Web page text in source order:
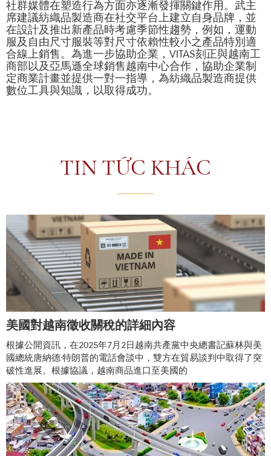
社群媒體在塑造行為方面亦逐漸發揮關鍵作用。武主
席建議紡織品製造商在社交平台上建立自身品牌，並
在設計及推出新產品時考慮季節性趨勢，例如，運動
服及自由尺寸服裝等對尺寸依賴性較小之產品特別適
合線上銷售。為進一步協助企業，VITAS刻正與越南工
商部以及亞馬遜全球銷售越南中心合作，協助企業制
定商業計畫並提供一對一指導，為紡織品製造商提供
數位工具與知識，以取得成功。
TIN TỨC KHÁC
美國對越南徵收關稅的詳細內容
根據公開資訊，在2025年7月2日越南共產黨中央總書記蘇林與美
國總統唐納德·特朗普的電話會談中，雙方在貿易談判中取得了突
破性進展。根據協議，越南商品進口至美國的